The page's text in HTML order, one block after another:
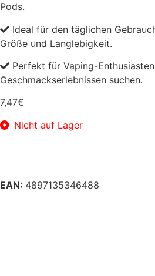
Pods.
Ideal für den täglichen
Größe und Langlebigkeit.
Perfekt für Vaping-
Geschmackserlebnissen suchen.
7,47€
Nicht auf Lager
EAN: 4897135346488